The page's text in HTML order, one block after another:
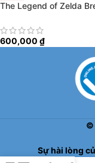
The Legend of Zelda
600,000 ₫
©
Sự hài lòng